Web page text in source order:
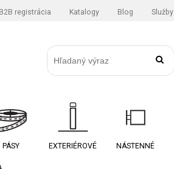
B2B registrácia Katalogy Blog Služby
PÁSY EXTERIÉROVÉ NÁSTENNÉ